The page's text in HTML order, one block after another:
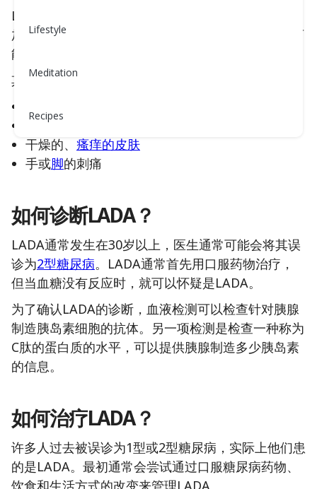
Lifestyle
Meditation
Recipes
LADA的症状与1型或2型糖尿病相似。尽管食欲增
加，但口渴、频繁排尿、视觉模糊或体重减轻仍然可
能发生。
其他可能出现的症状包括：
虚弱和
干燥的、 瘙痒的皮肤
手或脚的刺痛
如何诊断LADA？
LADA通常发生在30岁以上，医生通常可能会将其误
诊为2型糖尿病。LADA通常首先用口服药物治疗，
但当血糖没有反应时，就可以怀疑是LADA。
为了确认LADA的诊断，血液检测可以检查针对胰腺
制造胰岛素细胞的抗体。另一项检测是检查一种称为
C肽的蛋白质的水平，可以提供胰腺制造多少胰岛素
的信息。
如何治疗LADA？
许多人过去被误诊为1型或2型糖尿病，实际上他们患
的是LADA。最初通常会尝试通过口服糖尿病药物、
饮食和生活方式的改变来管理LADA。